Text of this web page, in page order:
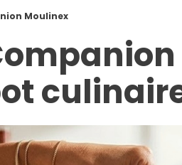
Moulinex